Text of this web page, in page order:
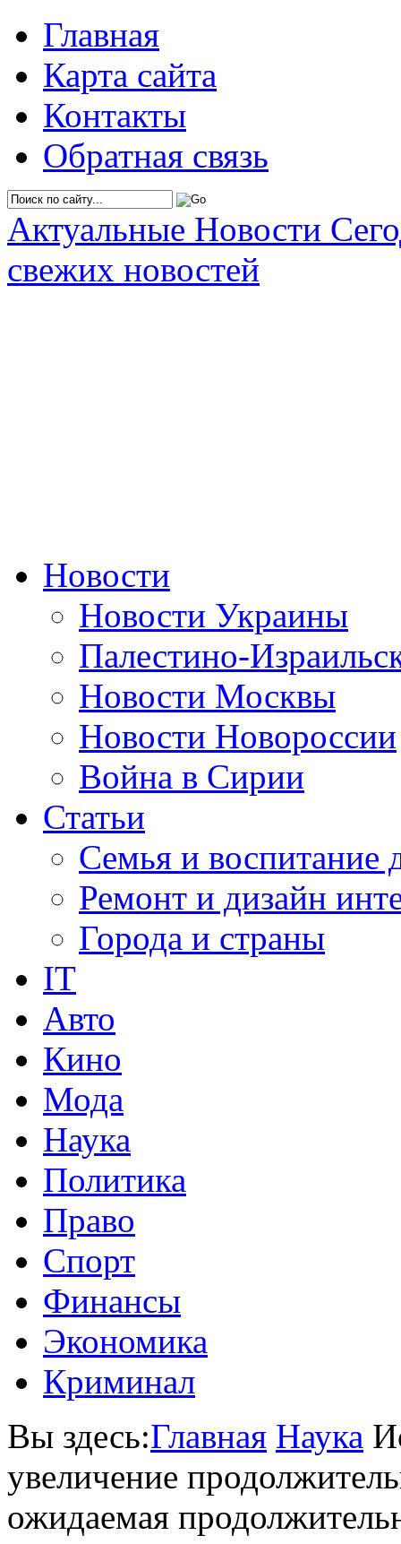
Главная
Карта сайта
Контакты
Обратная связь
Актуальные Новости
свежих новостей
Новости
Новости Украины
Палестино-
Новости Москвы
Новости Новороссии
Война в Сирии
Статьи
Семья и воспитание
Ремонт и дизайн
Города и страны
IT
Авто
Кино
Мода
Наука
Политика
Право
Спорт
Финансы
Экономика
Криминал
Вы здесь:Главная Наука
увеличение
ожидаемая